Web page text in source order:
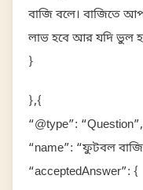
বাজি বলে। বাজিতে
লাভ হবে আর যদি ভুল
}
},{
“@type”: “Question”,
“name”: “ফুটবল
“acceptedAnswer”: {